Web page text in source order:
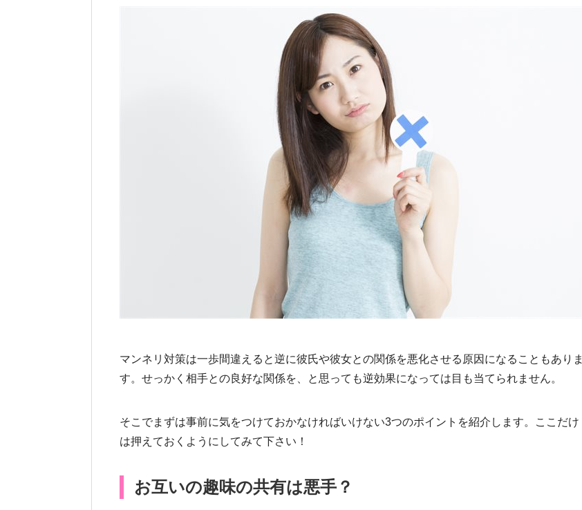
マンネリ対策は一歩間違えると逆に彼氏や彼女との関係を悪化させる原因になることもありま
す。せっかく相手との良好な関係を、と思っても逆効果になっては目も当てられません。
そこでまずは事前に気をつけておかなければいけない3つのポイントを紹介します。ここだけ
は押えておくようにしてみて下さい！
お互いの趣味の共有は悪手？